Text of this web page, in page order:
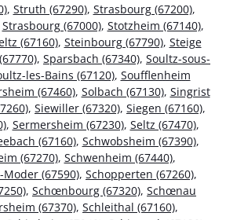
, Struth (67290), Strasbourg (67200),
Strasbourg (67000), Stotzheim (67140),
(67160), Steinbourg (67790), Steige
, Sparsbach (67340), Soultz-sous-
les-Bains (67120), Soufflenheim
(67460), Solbach (67130), Singrist
, Siewiller (67320), Siegen (67160),
, Sermersheim (67230), Seltz (67470),
(67160), Schwobsheim (67390),
(67270), Schwenheim (67440),
(67590), Schopperten (67260),
, Schœnbourg (67320), Schœnau
(67370), Schleithal (67160),